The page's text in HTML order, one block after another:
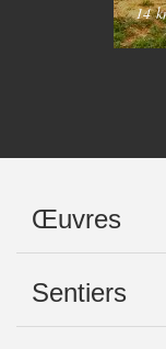
14
Œuvres
Sentiers